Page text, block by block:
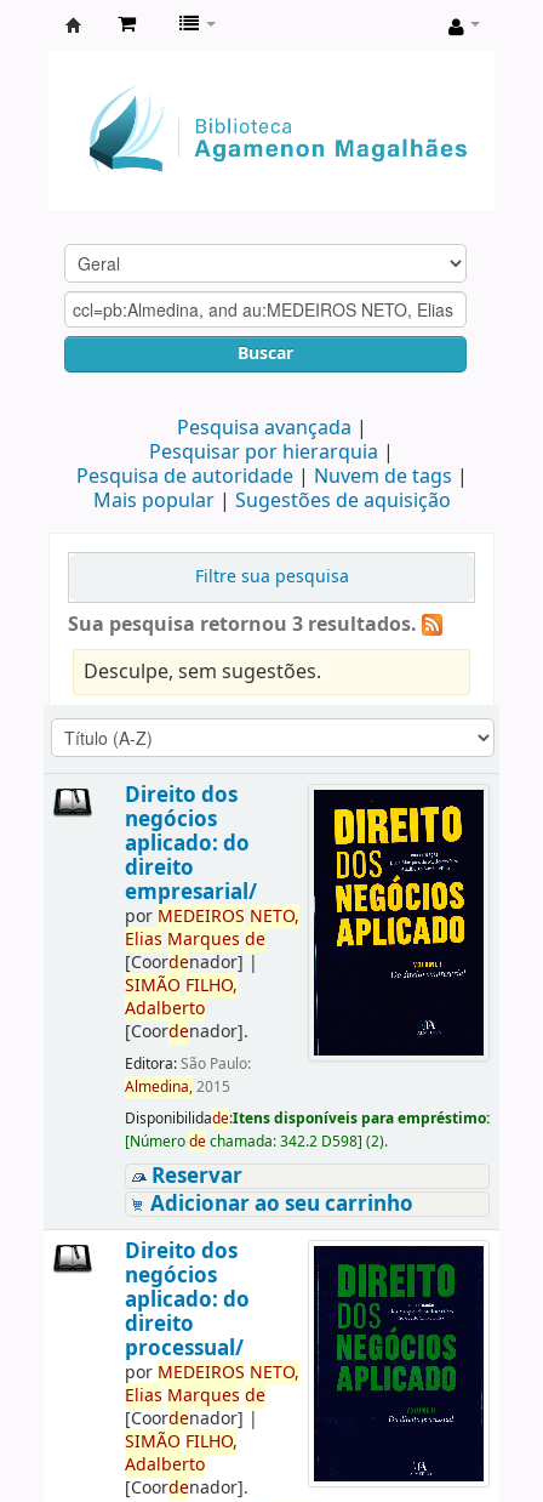
Agamenon
Magalhães
Buscar
Pesquisa avançada
Pesquisar por hierarquia
Pesquisa de autoridade
Nuvem de tags
Mais popular
Sugestões de aquisição
Filtre sua pesquisa
Sua pesquisa retornou 3 resultados.
Desculpe, sem sugestões.
Direito dos
negócios
aplicado: do
direito
empresarial/
por MEDEIROS NETO,
Elias Marques de
[Coordenador] |
SIMÃO FILHO,
Adalberto
[Coordenador].
Editora:São Paulo:
Almedina,2015
Disponibilidade:Itens disponíveis para empréstimo:
[Númerodechamada:342.2 D598] (2).
Reservar
Adicionar ao seu carrinho
Direito dos
negócios
aplicado: do
direito
processual/
por MEDEIROS NETO,
Elias Marques de
[Coordenador] |
SIMÃO FILHO,
Adalberto
[Coordenador].